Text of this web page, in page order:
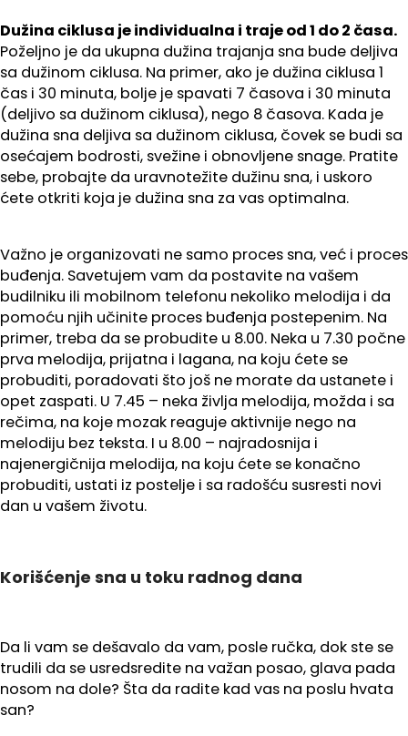
Dužina ciklusa je individualna i traje od 1 do 2 časa.
Poželjno je da ukupna dužina trajanja sna bude deljiva
sa dužinom ciklusa. Na primer, ako je dužina ciklusa 1
čas i 30 minuta, bolje je spavati 7 časova i 30 minuta
(deljivo sa dužinom ciklusa), nego 8 časova. Kada je
dužina sna deljiva sa dužinom ciklusa, čovek se budi sa
osećajem bodrosti, svežine i obnovljene snage. Pratite
sebe, probajte da uravnotežite dužinu sna, i uskoro
ćete otkriti koja je dužina sna za vas optimalna.
Važno je organizovati ne samo proces sna, već i proces
buđenja. Savetujem vam da postavite na vašem
budilniku ili mobilnom telefonu nekoliko melodija i da
pomoću njih učinite proces buđenja postepenim. Na
primer, treba da se probudite u 8.00. Neka u 7.30 počne
prva melodija, prijatna i lagana, na koju ćete se
probuditi, poradovati što još ne morate da ustanete i
opet zaspati. U 7.45 – neka življa melodija, možda i sa
rečima, na koje mozak reaguje aktivnije nego na
melodiju bez teksta. I u 8.00 – najradosnija i
najenergičnija melodija, na koju ćete se konačno
probuditi, ustati iz postelje i sa radošću susresti novi
dan u vašem životu.
Korišćenje sna u toku radnog dana
Da li vam se dešavalo da vam, posle ručka, dok ste se
trudili da se usredsredite na važan posao, glava pada
nosom na dole? Šta da radite kad vas na poslu hvata
san?